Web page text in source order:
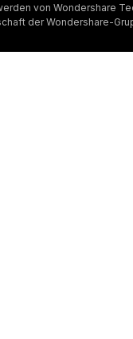
von Wondershare
der Wondershare-